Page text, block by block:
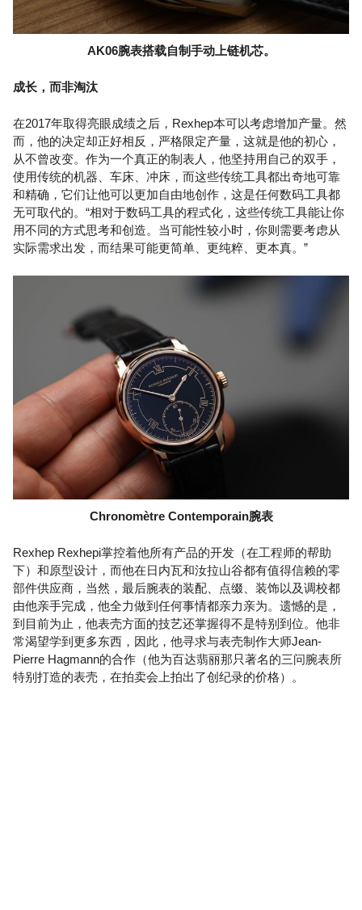
AK06腕表搭载自制手动上链机芯。
成长，而非淘汰
在2017年取得亮眼成绩之后，Rexhep本可以考虑增加产量。然
而，他的决定却正好相反，严格限定产量，这就是他的初心，
从不曾改变。作为一个真正的制表人，他坚持用自己的双手，
使用传统的机器、车床、冲床，而这些传统工具都出奇地可靠
和精确，它们让他可以更加自由地创作，这是任何数码工具都
无可取代的。“相对于数码工具的程式化，这些传统工具能让你
用不同的方式思考和创造。当可能性较小时，你则需要考虑从
实际需求出发，而结果可能更简单、更纯粹、更本真。”
Chronomètre Contemporain腕表
Rexhep Rexhepi掌控着他所有产品的开发（在工程师的帮助
下）和原型设计，而他在日内瓦和汝拉山谷都有值得信赖的零
部件供应商，当然，最后腕表的装配、点缀、装饰以及调校都
由他亲手完成，他全力做到任何事情都亲力亲为。遗憾的是，
到目前为止，他表壳方面的技艺还掌握得不是特别到位。他非
常渴望学到更多东西，因此，他寻求与表壳制作大师Jean-
Pierre Hagmann的合作（他为百达翡丽那只著名的三问腕表所
特别打造的表壳，在拍卖会上拍出了创纪录的价格）。